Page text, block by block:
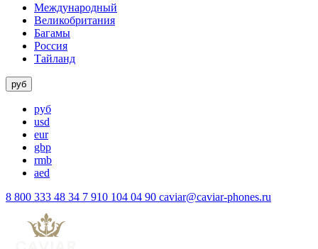
Международный
Великобритания
Багамы
Россия
Тайланд
руб
руб
usd
eur
gbp
rmb
aed
8 800 333 48 34 7 910 104 04 90 caviar@caviar-phones.ru